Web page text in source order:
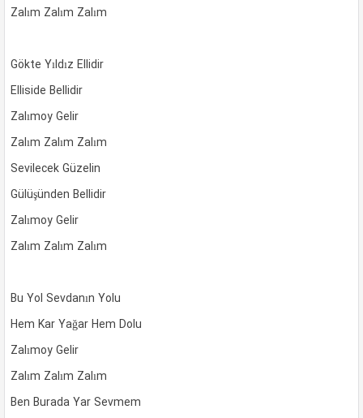
Zalım Zalım Zalım
Gökte Yıldız Ellidir
Elliside Bellidir
Zalımoy Gelir
Zalım Zalım Zalım
Sevilecek Güzelin
Gülüşünden Bellidir
Zalımoy Gelir
Zalım Zalım Zalım
Bu Yol Sevdanın Yolu
Hem Kar Yağar Hem Dolu
Zalımoy Gelir
Zalım Zalım Zalım
Ben Burada Yar Sevmem